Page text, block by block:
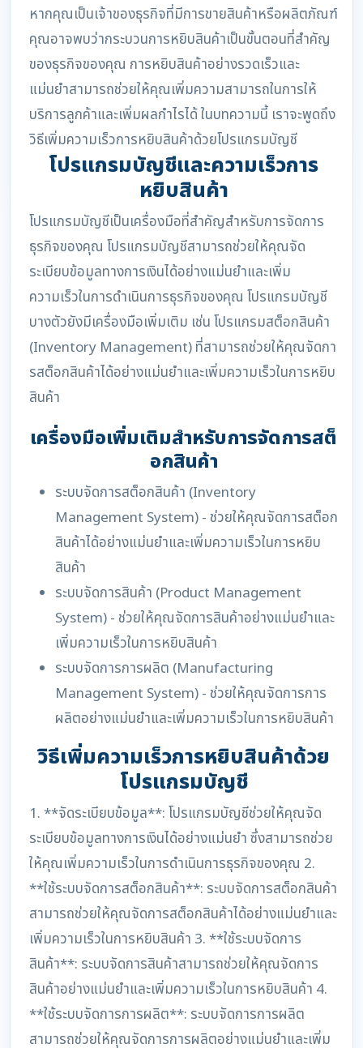
หากคุณเป็นเจ้าของธุรกิจที่มีการขายสินค้าหรือผลิตภัณฑ์
คุณอาจพบว่ากระบวนการหยิบสินค้าเป็นขั้นตอนที่สำคัญ
ของธุรกิจของคุณ การหยิบสินค้าอย่างรวดเร็วและ
แม่นยำสามารถช่วยให้คุณเพิ่มความสามารถในการให้
บริการลูกค้าและเพิ่มผลกำไรได้ ในบทความนี้ เราจะพูดถึง
วิธีเพิ่มความเร็วการหยิบสินค้าด้วยโปรแกรมบัญชี
โปรแกรมบัญชีและความเร็วการ
หยิบสินค้า
โปรแกรมบัญชีเป็นเครื่องมือที่สำคัญสำหรับการจัดการ
ธุรกิจของคุณ โปรแกรมบัญชีสามารถช่วยให้คุณจัด
ระเบียบข้อมูลทางการเงินได้อย่างแม่นยำและเพิ่ม
ความเร็วในการดำเนินการธุรกิจของคุณ โปรแกรมบัญชี
บางตัวยังมีเครื่องมือเพิ่มเติม เช่น โปรแกรมสต็อกสินค้า
(Inventory Management) ที่สามารถช่วยให้คุณจัดกา
รสต็อกสินค้าได้อย่างแม่นยำและเพิ่มความเร็วในการหยิบ
สินค้า
เครื่องมือเพิ่มเติมสำหรับการจัดการสต็
อกสินค้า
ระบบจัดการสต็อกสินค้า (Inventory
Management System) - ช่วยให้คุณจัดการสต็อก
สินค้าได้อย่างแม่นยำและเพิ่มความเร็วในการหยิบ
สินค้า
ระบบจัดการสินค้า (Product Management
System) - ช่วยให้คุณจัดการสินค้าอย่างแม่นยำและ
เพิ่มความเร็วในการหยิบสินค้า
ระบบจัดการการผลิต (Manufacturing
Management System) - ช่วยให้คุณจัดการการ
ผลิตอย่างแม่นยำและเพิ่มความเร็วในการหยิบสินค้า
วิธีเพิ่มความเร็วการหยิบสินค้าด้วย
โปรแกรมบัญชี
1. **จัดระเบียบข้อมูล**: โปรแกรมบัญชีช่วยให้คุณจัด
ระเบียบข้อมูลทางการเงินได้อย่างแม่นยำ ซึ่งสามารถช่วย
ให้คุณเพิ่มความเร็วในการดำเนินการธุรกิจของคุณ 2.
**ใช้ระบบจัดการสต็อกสินค้า**: ระบบจัดการสต็อกสินค้า
สามารถช่วยให้คุณจัดการสต็อกสินค้าได้อย่างแม่นยำและ
เพิ่มความเร็วในการหยิบสินค้า 3. **ใช้ระบบจัดการ
สินค้า**: ระบบจัดการสินค้าสามารถช่วยให้คุณจัดการ
สินค้าอย่างแม่นยำและเพิ่มความเร็วในการหยิบสินค้า 4.
**ใช้ระบบจัดการการผลิต**: ระบบจัดการการผลิต
สามารถช่วยให้คุณจัดการการผลิตอย่างแม่นยำและเพิ่ม